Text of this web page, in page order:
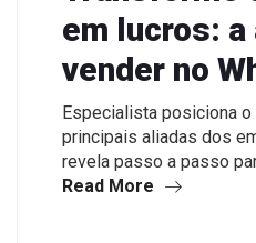
em lucros: a
vender no
Especialista posiciona o
principais aliadas dos
revela passo a passo
Read More